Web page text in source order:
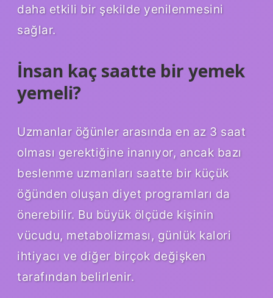
daha etkili bir şekilde yenilenmesini
sağlar.
İnsan kaç saatte bir yemek
yemeli?
Uzmanlar öğünler arasında en az 3 saat
olması gerektiğine inanıyor, ancak bazı
beslenme uzmanları saatte bir küçük
öğünden oluşan diyet programları da
önerebilir. Bu büyük ölçüde kişinin
vücudu, metabolizması, günlük kalori
ihtiyacı ve diğer birçok değişken
tarafından belirlenir.